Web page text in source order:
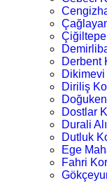
Derbent
Diriliş
Dostlar
Durali
Dutluk
Ege
Fahri